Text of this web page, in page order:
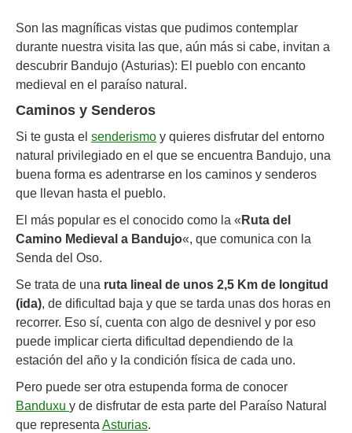
Son las magníficas vistas que pudimos contemplar
durante nuestra visita las que, aún más si cabe, invitan a
descubrir Bandujo (Asturias): El pueblo con encanto
medieval en el paraíso natural.
Caminos y Senderos
Si te gusta el senderismo y quieres disfrutar del entorno
natural privilegiado en el que se encuentra Bandujo, una
buena forma es adentrarse en los caminos y senderos
que llevan hasta el pueblo.
El más popular es el conocido como la « Ruta del
Camino Medieval a Bandujo«, que comunica con la
Senda del Oso.
Se trata de una ruta lineal de unos 2,5 Km de longitud
(ida), de dificultad baja y que se tarda unas dos horas en
recorrer. Eso sí, cuenta con algo de desnivel y por eso
puede implicar cierta dificultad dependiendo de la
estación del año y la condición física de cada uno.
Pero puede ser otra estupenda forma de conocer
Banduxu y de disfrutar de esta parte del Paraíso Natural
que representa Asturias.